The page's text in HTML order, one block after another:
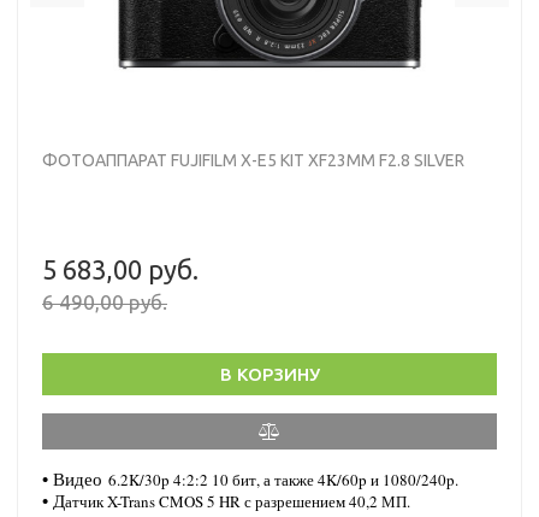
ФОТОАППАРАТ FUJIFILM X-E5 KIT XF23MM F2.8 SILVER
5 683,00 руб.
6 490,00 руб.
В КОРЗИНУ
• Видео 6.2K/30p 4:2:2 10 бит, а также 4K/60p и 1080/240p.
• Датчик X-Trans CMOS 5 HR с разрешением 40,2 МП.